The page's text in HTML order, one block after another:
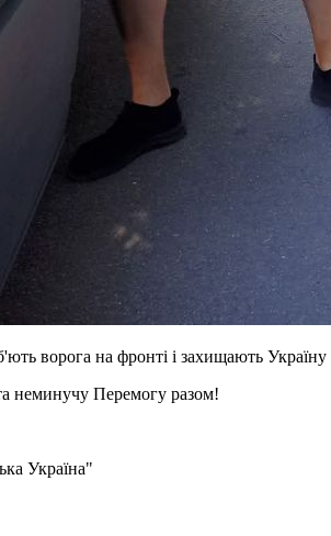
ворога на фронті і захищають
неминучу Перемогу разом!
Україна"